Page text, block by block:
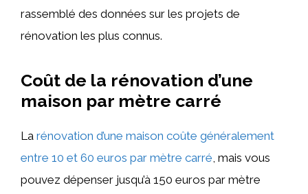
rassemblé des données sur les projets de
rénovation les plus connus.
Coût de la rénovation d’une
maison par mètre carré
La rénovation d’une maison coûte généralement
entre 10 et 60 euros par mètre carré, mais vous
pouvez dépenser jusqu’à 150 euros par mètre